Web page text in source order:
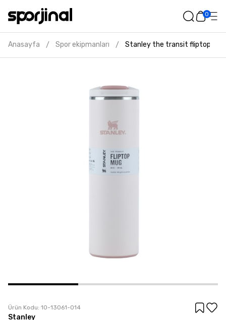
0
Anasayfa / Spor ekipmanları / Stanley the transit fliptop
Ürün Kodu: 10-13061-014
Stanley